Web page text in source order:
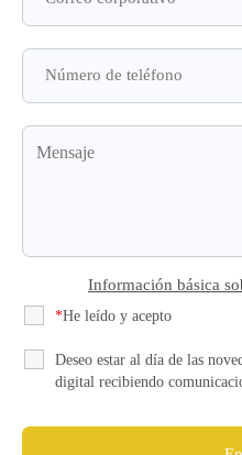
Información básica
He leído y acepto
*
Deseo estar al día de las
digital recibiendo